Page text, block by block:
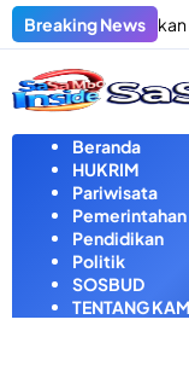
Langsung
ke
Breaking News
Penculikan di
Beranda
HUKRIM
Pariwisata
Pemerintahan
Pendidikan
Politik
SOSBUD
TENTANG